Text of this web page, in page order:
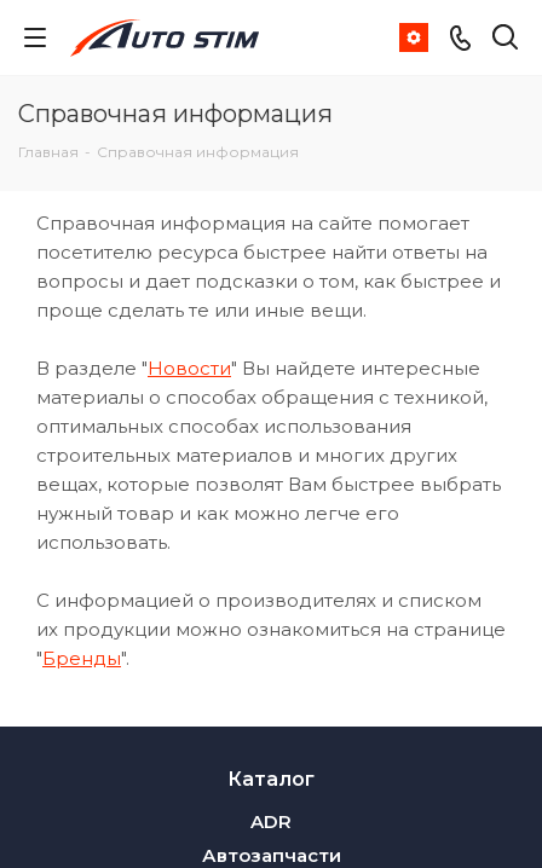
Справочная информация
Главная - Справочная информация
Справочная информация на сайте помогает
посетителю ресурса быстрее найти ответы на
вопросы и дает подсказки о том, как быстрее и
проще сделать те или иные вещи.
В разделе "Новости" Вы найдете интересные
материалы о способах обращения с техникой,
оптимальных способах использования
строительных материалов и многих других
вещах, которые позволят Вам быстрее выбрать
нужный товар и как можно легче его
использовать.
С информацией о производителях и списком
их продукции можно ознакомиться на странице
"Бренды".
Каталог
ADR
Автозапчасти